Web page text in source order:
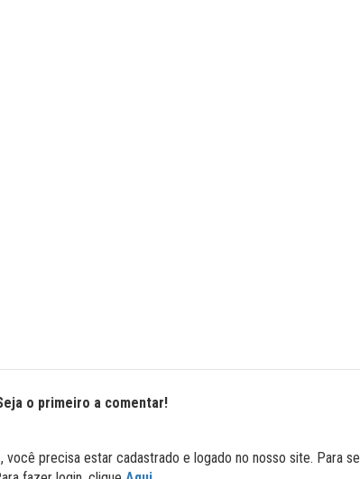
o primeiro a comentar!
você precisa estar cadastrado e logado no nosso site. Para se